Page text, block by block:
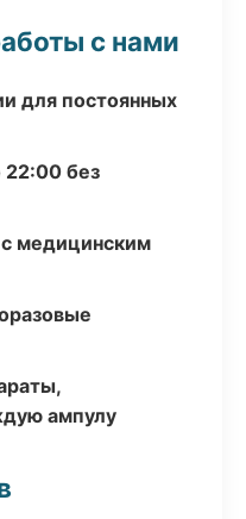
с нами
для постоянных
22:00 без
медицинским
ампулу